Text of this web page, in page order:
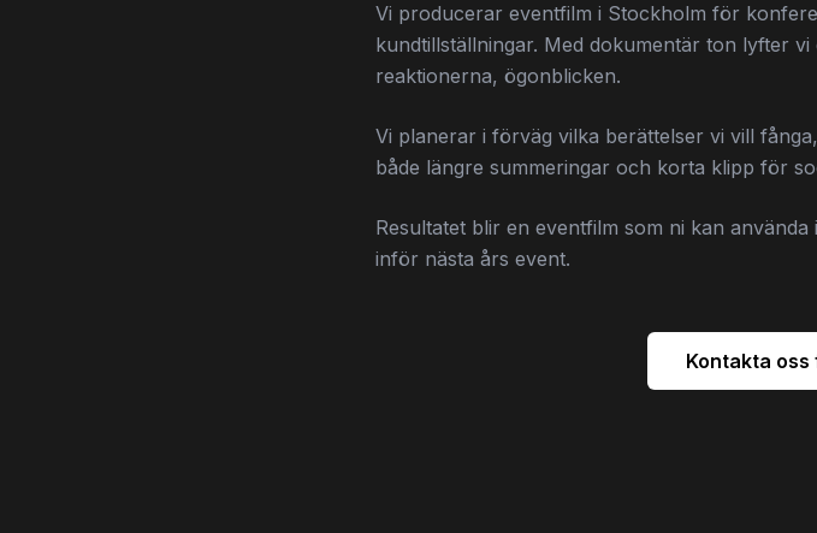
Vi producerar eventfilm i Stockholm för
kundtillställningar. Med dokumentär ton lyfter vi
reaktionerna, ögonblicken.
Vi planerar i förväg vilka berättelser vi vill
både längre summeringar och korta klipp för
Resultatet blir en eventfilm som ni kan
inför nästa års event.
Kontakta